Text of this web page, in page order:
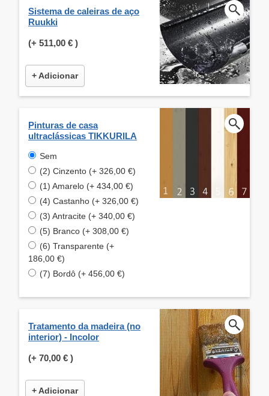
Sistema de caleiras de aço
Ruukki
(+ 511,00 € )
+ Adicionar
Pinturas de casa
ultraclássicas TIKKURILA
Sem
(2) Cinzento (+ 326,00 €)
(1) Amarelo (+ 434,00 €)
(4) Castanho (+ 326,00 €)
(3) Antracite (+ 340,00 €)
(5) Branco (+ 308,00 €)
(6) Transparente (+
186,00 €)
(7) Bordô (+ 456,00 €)
Tratamento da madeira (no
interior) - Incolor
(+ 70,00 € )
+ Adicionar